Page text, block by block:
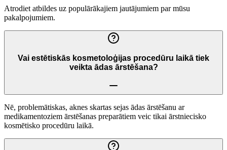
Atrodiet atbildes uz populārākajiem jautājumiem par mūsu
pakalpojumiem.
Vai estētiskās kosmetoloģijas procedūru laikā tiek
veikta ādas ārstēšana?
Nē, problemātiskas, aknes skartas sejas ādas ārstēšanu ar
medikamentoziem ārstēšanas preparātiem veic tikai ārstniecisko
kosmētisko procedūru laikā.